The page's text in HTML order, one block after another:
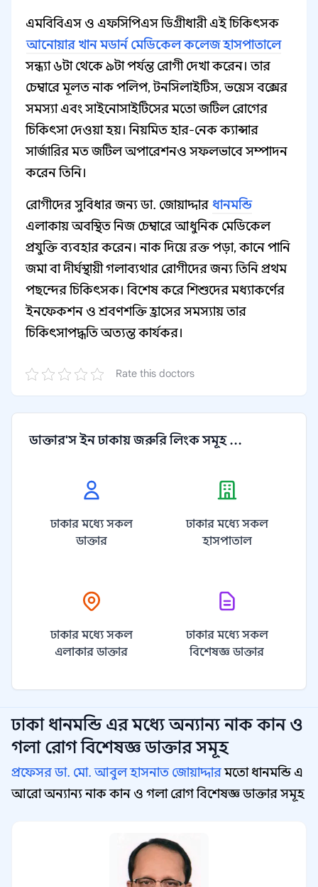
এমবিবিএস ও এফসিপিএস ডিগ্রীধারী এই চিকিৎসক
আনোয়ার খান মডার্ন মেডিকেল কলেজ হাসপাতালে
সন্ধ্যা ৬টা থেকে ৯টা পর্যন্ত রোগী দেখা করেন। তার
চেম্বারে মূলত নাক পলিপ, টনসিলাইটিস, ভয়েস বক্সের
সমস্যা এবং সাইনোসাইটিসের মতো জটিল রোগের
চিকিৎসা দেওয়া হয়। নিয়মিত হার-নেক ক্যান্সার
সার্জারির মত জটিল অপারেশনও সফলভাবে সম্পাদন
করেন তিনি।
রোগীদের সুবিধার জন্য ডা. জোয়াদ্দার ধানমন্ডি
এলাকায় অবস্থিত নিজ চেম্বারে আধুনিক মেডিকেল
প্রযুক্তি ব্যবহার করেন। নাক দিয়ে রক্ত পড়া, কানে পানি
জমা বা দীর্ঘস্থায়ী গলাব্যথার রোগীদের জন্য তিনি প্রথম
পছন্দের চিকিৎসক। বিশেষ করে শিশুদের মধ্যাকর্ণের
ইনফেকশন ও শ্রবণশক্তি হ্রাসের সমস্যায় তার
চিকিৎসাপদ্ধতি অত্যন্ত কার্যকর।
Rate this doctors
ডাক্তার'স ইন ঢাকায় জরুরি লিংক সমূহ ...
ঢাকার মধ্যে সকল
ডাক্তার
ঢাকার মধ্যে সকল
হাসপাতাল
ঢাকার মধ্যে সকল
এলাকার ডাক্তার
ঢাকার মধ্যে সকল
বিশেষজ্ঞ ডাক্তার
ঢাকা ধানমন্ডি এর মধ্যে অন্যান্যনাক কান ও
গলা রোগ বিশেষজ্ঞ ডাক্তার সমূহ
প্রফেসর ডা. মো. আবুল হাসনাত জোয়াদ্দারমতো ধানমন্ডি এ
আরো অন্যান্য নাক কান ও গলা রোগ বিশেষজ্ঞ ডাক্তার সমূহ